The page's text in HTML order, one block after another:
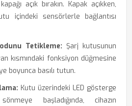
açık bırakın. Kapak açıkken,
içindeki sensörlerle bağlantısı
Tetikleme: Şarj kutusunun
kısmındaki fonksiyon düğmesine
boyunca basılı tutun.
Kutu üzerindeki LED gösterge
başladığında, cihazın